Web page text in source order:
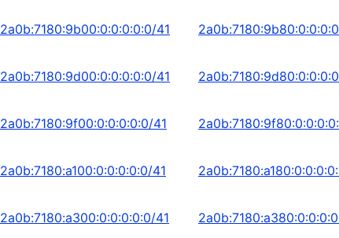
2a0b:7180:9b00:0:0:0:0:0/41
2a0b:7180:9d00:0:0:0:0:0/41
2a0b:7180:9f00:0:0:0:0:0/41
2a0b:7180:a100:0:0:0:0:0/41
2a0b:7180:a300:0:0:0:0:0/41